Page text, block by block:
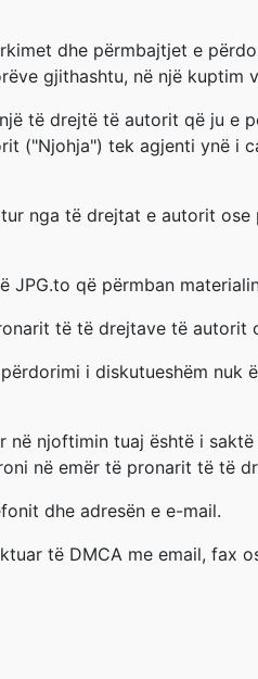
dhe përmbajtjet e
gjithashtu, në një kuptim
të drejtë të autorit që ju
("Njohja") tek agjenti ynë i
nga të drejtat e autorit
JPG.to që përmban
të të drejtave të
i diskutueshëm
njoftimin tuaj është i
në emër të pronarit të të
dhe adresën e e-mail.
të DMCA me email, fax